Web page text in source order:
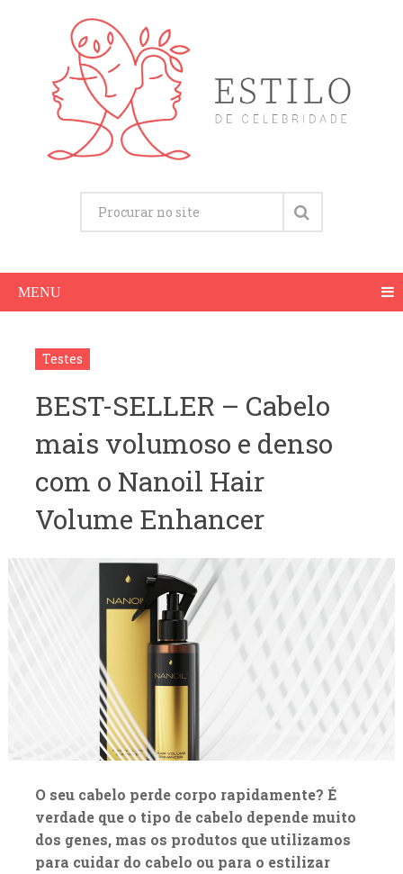
MENU
Testes
BEST-SELLER – Cabelo
mais volumoso e denso
com o Nanoil Hair
Volume Enhancer
O seu cabelo perde corpo rapidamente? É
verdade que o tipo de cabelo depende muito
dos genes, mas os produtos que utilizamos
para cuidar do cabelo ou para o estilizar